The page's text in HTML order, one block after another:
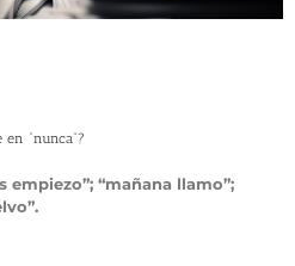
“nunca”?
empiezo”; “mañana llamo”;